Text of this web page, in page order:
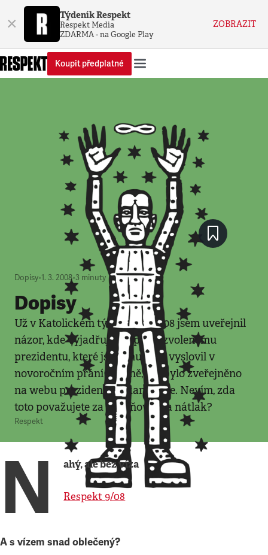
× Týdeník Respekt
Respekt Media
ZDARMA - na Google Play
ZOBRAZIT
Koupit předplatné
Dopisy•1. 3. 2008•3 minuty
Dopisy
Už v Katolickém týdeníku č. 8/08 jsem uveřejnil
názor, kde vyjadřuji své přání zvolenému
prezidentu, které jsem mu také vyslovil v
novoročním přání osobně, jak bylo zveřejněno
na webu prezidentské kanceláře. Nevím, zda
toto považujete za ovlivňování a nátlak?
Respekt
N ahý, ale bez víza
Respekt 9/08
A s vízem snad oblečený?